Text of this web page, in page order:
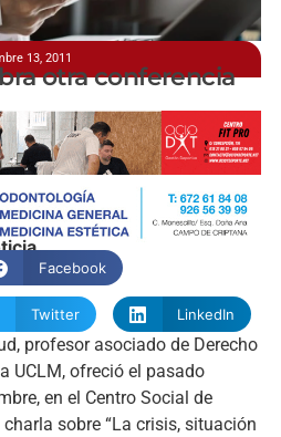
13, 2011
otra conferencia
Facebook
Twitter LinkedIn
profesor asociado de Derecho
UCLM, ofreció el pasado
en el Centro Social de
sobre “La crisis, situación